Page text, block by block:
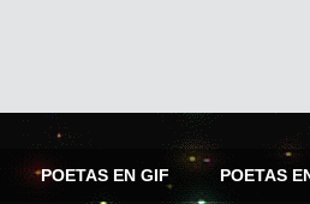
POETAS EN GIF POETAS